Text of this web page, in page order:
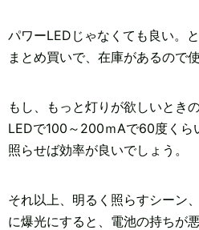
パワーLEDじゃなくても良い。
まとめ買いで、在庫があるので
もし、もっと灯りが欲しいとき
LEDで100～200ｍAで60度くら
照らせば効率が良いでしょう。
それ以上、明るく照らすシーン
に爆光にすると、電池の持ちが